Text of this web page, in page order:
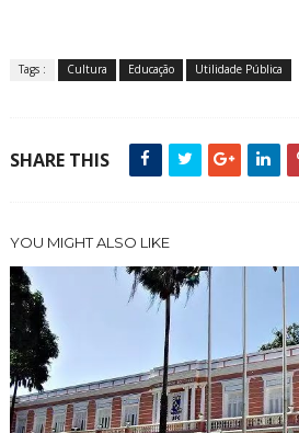
Tags : Cultura Educação Utilidade Pública
SHARE THIS
YOU MIGHT ALSO LIKE